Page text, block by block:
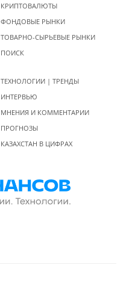
КРИПТОВАЛЮТЫ
ФОНДОВЫЕ РЫНКИ
ТОВАРНО-СЫРЬЕВЫЕ РЫНКИ
ПОИСК
ТЕХНОЛОГИИ | ТРЕНДЫ
ИНТЕРВЬЮ
МНЕНИЯ И КОММЕНТАРИИ
ПРОГНОЗЫ
КАЗАХСТАН В ЦИФРАХ